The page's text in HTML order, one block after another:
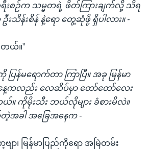
းစဉ်က သမ္မတရဲ့ ဖိတ်ကြားချက်လို့ သိရ
းသိန်းစိန် နဲ့ရော တွေ့ဆုံဖို့ ရှိပါလား။ -
တယ်။”
ပြန်မရောက်တာ ကြာပြီ။ အခု မြန်မာ
နေ့ကလည်း လေဆိပ်မှာ တော်တော်လေး
။ ကိုမိုးသီး ဘယ်လိုများ ခံစားမိလဲ။
တဲ့အခါ အခြေအနေက -
ျာ၊ မြန်မာပြည်ကိုရော အမြဲတမ်း